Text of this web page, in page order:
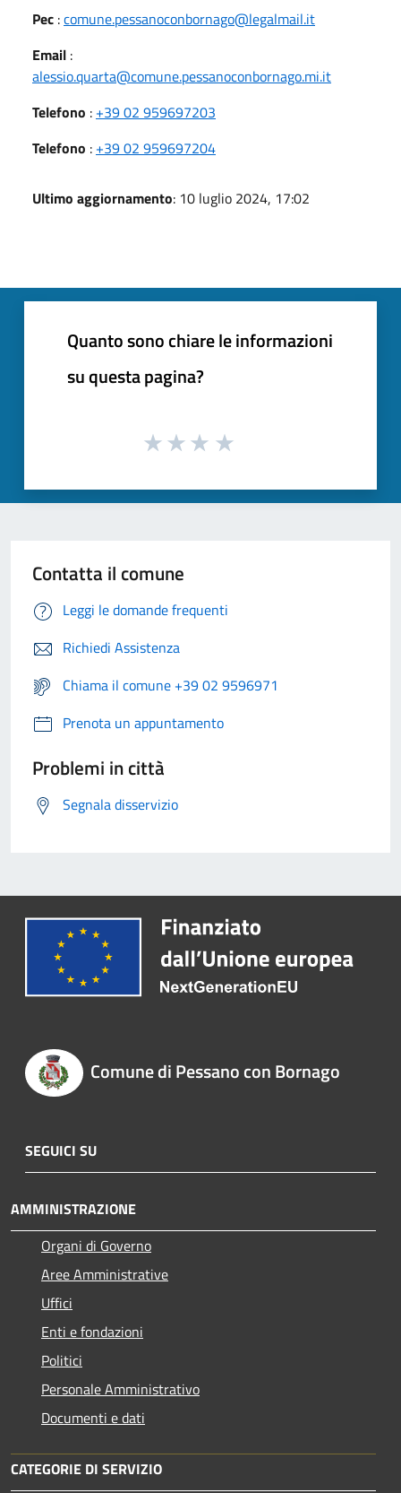
Pec :comune.pessanoconbornago@legalmail.it
Email :
alessio.quarta@comune.pessanoconbornago.mi.it
Telefono : +39 02 959697203
Telefono : +39 02 959697204
Ultimo aggiornamento: 10 luglio 2024, 17:02
Quanto sono chiare le informazioni
su questa pagina?
Contatta il comune
Leggi le domande frequenti
Richiedi Assistenza
Chiama il comune +39 02 9596971
Prenota un appuntamento
Problemi in città
Segnala disservizio
Comune di Pessano con Bornago
SEGUICI SU
AMMINISTRAZIONE
Organi di Governo
Aree Amministrative
Uffici
Enti e fondazioni
Politici
Personale Amministrativo
Documenti e dati
CATEGORIE DI SERVIZIO